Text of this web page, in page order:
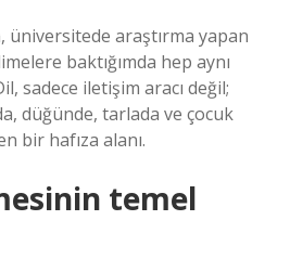
üniversitede araştırma yapan
baktığımda hep aynı
sadece iletişim aracı değil;
düğünde, tarlada ve çocuk
bir hafıza alanı.
temel